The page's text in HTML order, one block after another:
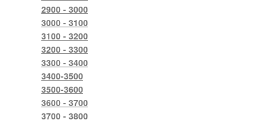
2900 - 3000
3000 - 3100
3100 - 3200
3200 - 3300
3300 - 3400
3400-3500
3500-3600
3600 - 3700
3700 - 3800